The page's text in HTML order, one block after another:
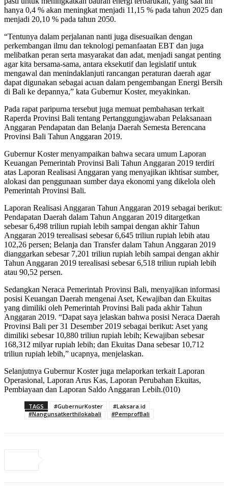
hanya 0,4 % akan meningkat menjadi 11,15 % pada tahun 2025 dan
menjadi 20,10 % pada tahun 2050.
“Tentunya dalam perjalanan nanti juga disesuaikan dengan
perkembangan ilmu dan teknologi pemanfaatan EBT dan juga
melibatkan peran serta masyarakat dan adat, menjadi sangat penting
agar kita bersama-sama, antara eksekutif dan legislatif untuk
mengawal dan menindaklanjuti rancangan peraturan daerah agar
dapat digunakan sebagai acuan dalam pengembangan Energi Bersih
di Bali ke depannya,” kata Gubernur Koster, meyakinkan.
Pada rapat paripurna tersebut juga memuat pembahasan terkait
Raperda Provinsi Bali tentang Pertanggungjawaban Pelaksanaan
Anggaran Pendapatan dan Belanja Daerah Semesta Berencana
Provinsi Bali Tahun Anggaran 2019.
Gubernur Koster menyampaikan bahwa secara umum Laporan
Keuangan Pemerintah Provinsi Bali Tahun Anggaran 2019 terdiri
atas Laporan Realisasi Anggaran yang menyajikan ikhtisar sumber,
alokasi dan penggunaan sumber daya ekonomi yang dikelola oleh
Pemerintah Provinsi Bali.
Laporan Realisasi Anggaran Tahun Anggaran 2019 sebagai berikut:
Pendapatan Daerah dalam Tahun Anggaran 2019 ditargetkan
sebesar 6,498 triliun rupiah lebih sampai dengan akhir Tahun
Anggaran 2019 terealisasi sebesar 6,645 triliun rupiah lebih atau
102,26 persen; Belanja dan Transfer dalam Tahun Anggaran 2019
dianggarkan sebesar 7,201 triliun rupiah lebih sampai dengan akhir
Tahun Anggaran 2019 terealisasi sebesar 6,518 triliun rupiah lebih
atau 90,52 persen.
Sedangkan Neraca Pemerintah Provinsi Bali, menyajikan informasi
posisi Keuangan Daerah mengenai Aset, Kewajiban dan Ekuitas
yang dimiliki oleh Pemerintah Provinsi Bali pada akhir Tahun
Anggaran 2019. “Dapat saya jelaskan bahwa posisi Neraca Daerah
Provinsi Bali per 31 Desember 2019 sebagai berikut: Aset yang
dimiliki sebesar 10,880 triliun rupiah lebih; Kewajiban sebesar
168,312 milyar rupiah lebih; dan Ekuitas Dana sebesar 10,712
triliun rupiah lebih,” ucapnya, menjelaskan.
Selanjutnya Gubernur Koster juga melaporkan terkait Laporan
Operasional, Laporan Arus Kas, Laporan Perubahan Ekuitas,
Pembiayaan dan Laporan Saldo Anggaran Lebih.(010)
TAGS #GubernurKoster
#Laksara.id
#Nangunsatkerthilokabali
#PemprofBali